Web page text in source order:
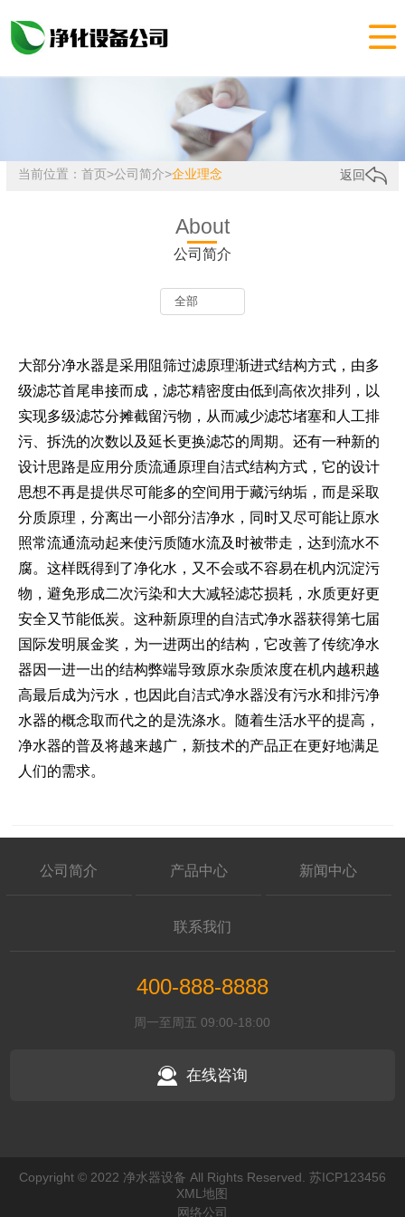

当前位置： 首页>公司简介>企业理念 返回
About
公司简介
大部分净水器是采用阻筛过滤原理渐进式结构方式，由多
级滤芯首尾串接而成，滤芯精密度由低到高依次排列，以
实现多级滤芯分摊截留污物，从而减少滤芯堵塞和人工排
污、拆洗的次数以及延长更换滤芯的周期。还有一种新的
设计思路是应用分质流通原理自洁式结构方式，它的设计
思想不再是提供尽可能多的空间用于藏污纳垢，而是采取
分质原理，分离出一小部分洁净水，同时又尽可能让原水
照常流通流动起来使污质随水流及时被带走，达到流水不
腐。这样既得到了净化水，又不会或不容易在机内沉淀污
物，避免形成二次污染和大大减轻滤芯损耗，水质更好更
安全又节能低炭。这种新原理的自洁式净水器获得第七届
国际发明展金奖，为一进两出的结构，它改善了传统净水
器因一进一出的结构弊端导致原水杂质浓度在机内越积越
高最后成为污水，也因此自洁式净水器没有污水和排污净
水器的概念取而代之的是洗涤水。随着生活水平的提高，
净水器的普及将越来越广，新技术的产品正在更好地满足
人们的需求。
公司简介 产品中心 新闻中心
联系我们
400-888-8888
周一至周五 09:00-18:00
在线咨询
Copyright © 2022 净水器设备 All Rights Reserved. 苏ICP123456
XML地图
网络公司